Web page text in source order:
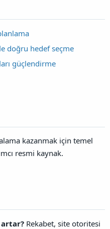
doğru hedef seçme
güçlendirme
kazanmak için temel
resmi kaynak.
artar? Rekabet, site otoritesi